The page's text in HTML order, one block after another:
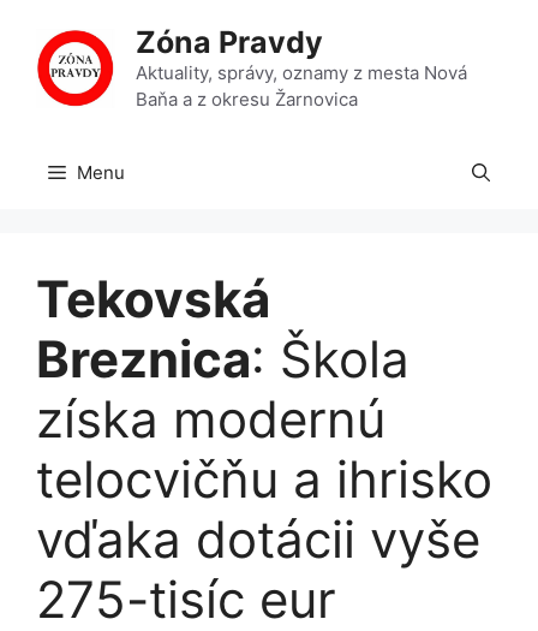
obsah
Zóna Pravdy
Aktuality, správy, oznamy z mesta Nová
Baňa a z okresu Žarnovica
Menu
Tekovská
Breznica: Škola
získa modernú
telocvičňu a ihrisko
vďaka dotácii vyše
275-tisíc eur